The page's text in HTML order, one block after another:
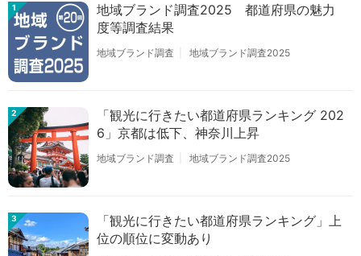
1
地域ブランド調査2025 都道府県の魅力
度等調査結果
地域ブランド調査 地域ブランド調査2025
2
「観光に行きたい都道府県ランキング 202
6」京都は低下、神奈川上昇
地域ブランド調査 地域ブランド調査2025
3
「観光に行きたい都道府県ランキング」上
位の順位に変動あり